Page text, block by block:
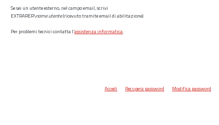
Se sei un utente esterno, nel campo email, scrivi
EXTRARER\nome utente(ricevuto tramite email di abilitazione)
Per problemi tecnici contatta l’assistenza informatica.
Accedi Recupera password Modifica password